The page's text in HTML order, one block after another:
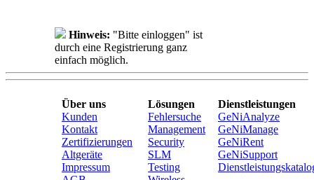
Hinweis: "Bitte einloggen" ist
durch eine Registrierung ganz
einfach möglich.
Über uns
Kunden
Kontakt
Zertifizierungen
Altgeräte
Impressum
Lösungen
Fehlersuche
Management
Security
SLM
Testing
Dienstleistungen
GeNiAnalyze
GeNiManage
GeNiRent
GeNiSupport